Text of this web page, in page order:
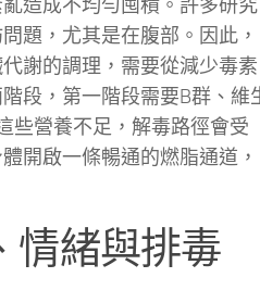
造成不均勻囤積。許多研究
題，尤其是在腹部。因此，
謝的調理，需要從減少毒素
段，第一階段需要B群、維
些營養不足，解毒路徑會受
開啟一條暢通的燃脂通道，
情緒與排毒